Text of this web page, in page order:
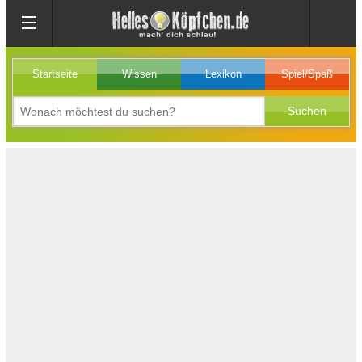
Startseite Wissen Lexikon Spiel/Spaß